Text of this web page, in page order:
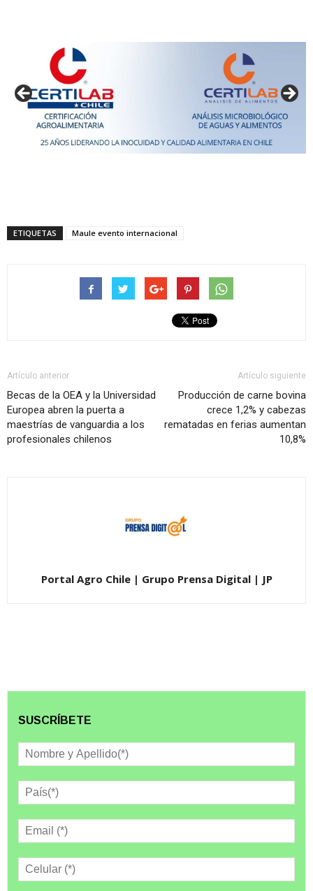
ETIQUETAS Maule evento internacional
Artículo anterior
Becas de la OEA y la Universidad
Europea abren la puerta a
maestrías de vanguardia a los
profesionales chilenos
Artículo siguiente
Producción de carne bovina
crece 1,2% y cabezas
rematadas en ferias aumentan
10,8%
Portal Agro Chile | Grupo Prensa Digital | JP
SUSCRÍBETE